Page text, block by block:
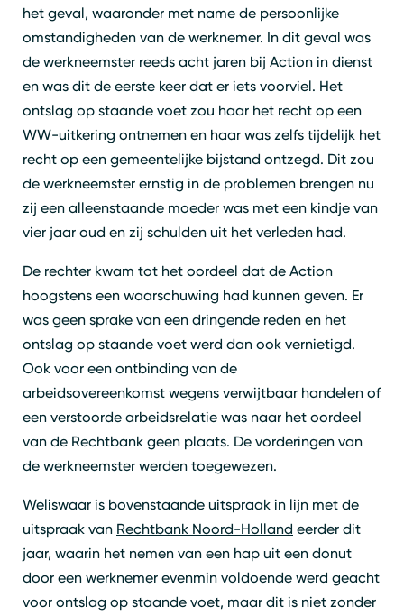
het geval, waaronder met name de persoonlijke
omstandigheden van de werknemer. In dit geval was
de werkneemster reeds acht jaren bij Action in dienst
en was dit de eerste keer dat er iets voorviel. Het
ontslag op staande voet zou haar het recht op een
WW-uitkering ontnemen en haar was zelfs tijdelijk het
recht op een gemeentelijke bijstand ontzegd. Dit zou
de werkneemster ernstig in de problemen brengen nu
zij een alleenstaande moeder was met een kindje van
vier jaar oud en zij schulden uit het verleden had.
De rechter kwam tot het oordeel dat de Action
hoogstens een waarschuwing had kunnen geven. Er
was geen sprake van een dringende reden en het
ontslag op staande voet werd dan ook vernietigd.
Ook voor een ontbinding van de
arbeidsovereenkomst wegens verwijtbaar handelen of
een verstoorde arbeidsrelatie was naar het oordeel
van de Rechtbank geen plaats. De vorderingen van
de werkneemster werden toegewezen.
Weliswaar is bovenstaande uitspraak in lijn met de
uitspraak van Rechtbank Noord-Holland eerder dit
jaar, waarin het nemen van een hap uit een donut
door een werknemer evenmin voldoende werd geacht
voor ontslag op staande voet, maar dit is niet zonder